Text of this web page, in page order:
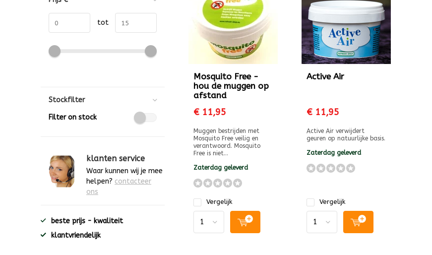
Mosquito Free -
hou de muggen op
afstand
€ 11,95
Muggen bestrijden met
Mosquito Free veilig en
verantwoord. Mosquito
Free is niet...
Zaterdag geleverd
Vergelijk
Active Air
€ 11,95
Active Air verwijdert
geuren op natuurlijke basis.
Zaterdag geleverd
Vergelijk
tot
Stockfilter
Filter on stock
klanten service
Waar kunnen wij je mee
helpen? contacteer
ons
beste prijs - kwaliteit
klantvriendelijk